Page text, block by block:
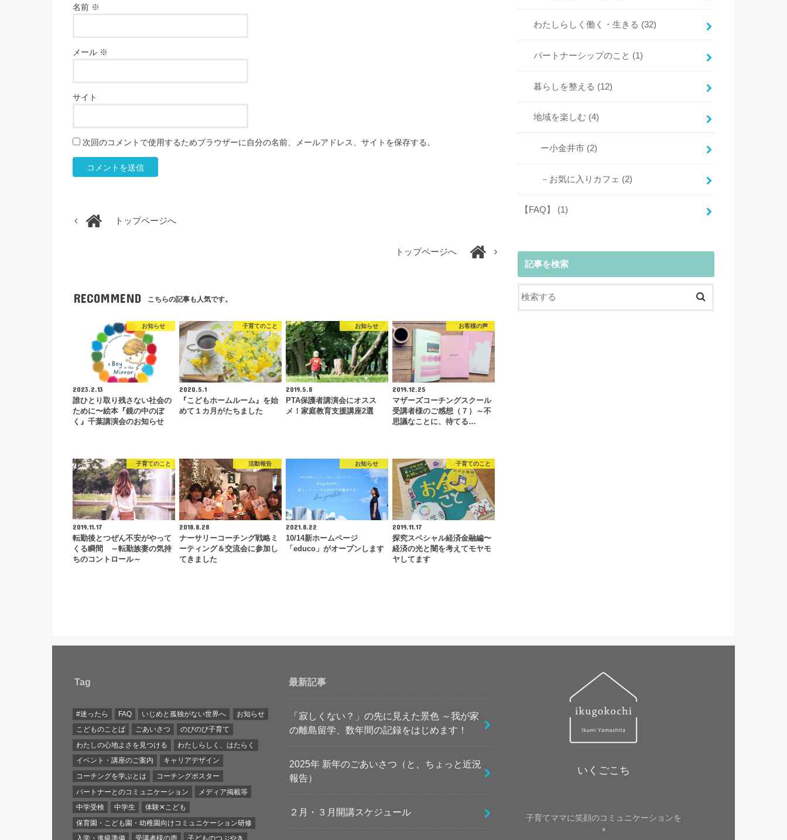
名前 ※
メール ※
サイト
次回のコメントで使用するためブラウザーに自分の名前、メールアドレス、サイトを保存する。
トップページへ
トップページへ
RECOMMEND こちらの記事も人気です。
お知らせ
2023.2.13
誰ひとり取り残さない社会の
ために〜絵本『鏡の中のぼ
く』千葉講演会のお知らせ
子育てのこと
2020.5.1
『こどもホームルーム』を始
めて１カ月がたちました
お知らせ
2019.5.8
PTA保護者講演会にオスス
メ！家庭教育支援講座2選
お客様の声
2019.12.25
マザーズコーチングスクール
受講者様のご感想（７）～不
思議なことに、待てる…
子育てのこと
2019.11.17
転勤後とつぜん不安がやって
くる瞬間 ～転勤族妻の気持
ちのコントロール～
活動報告
2018.8.28
ナーサリーコーチング戦略ミ
ーティング＆交流会に参加し
てきました
お知らせ
2021.8.22
10/14新ホームページ
「educo」がオープンします
子育てのこと
2019.11.17
探究スペシャル経済金融編〜
経済の光と闇を考えてモヤモ
ヤしてます
わたしらしく働く・生きる (32)
パートナーシップのこと (1)
暮らしを整える (12)
地域を楽しむ (4)
ー小金井市 (2)
－お気に入りカフェ (2)
【FAQ】 (1)
記事を検索
Tag
#迷ったら FAQ いじめと孤独がない世界へ
お知らせ
こどものことば
ごあいさつ
のびのび子育て
わたしの心地よさを見つける
わたしらしく、はたらく
イベント・講座のご案内
キャリアデザイン
コーチングを学ぶとは
コーチングポスター
パートナーとのコミュニケーション
メディア掲載等
中学受検
中学生
体験✕こども
保育園・こども園・幼稚園向けコミュニケーション研修
最新記事
「寂しくない？」の先に見えた景色 ～我が家
の離島留学、数年間の記録をはじめます！
2025年 新年のごあいさつ（と、ちょっと近況
報告）
２月・３月開講スケジュール
いくごこち
子育てママに笑顔のコミュニケーションを
*